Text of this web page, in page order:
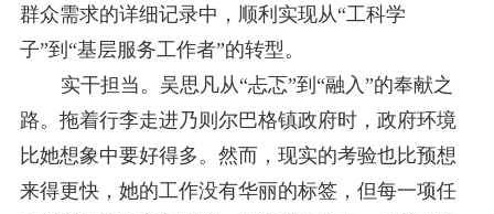
群众需求的详细记录中，顺利实现从“工科学
子”到“基层服务工作者”的转型。
实干担当。 吴思凡从“忐忑”到“融入”的奉献之
路。拖着行李走进乃则尔巴格镇政府时，政府环境
比她想象中要好得多。然而，现实的考验也比预想
来得更快，她的工作没有华丽的标签，但每一项任